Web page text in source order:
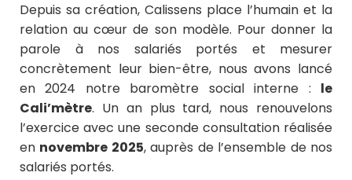
Depuis sa création, Calissens place l’humain et la
relation au cœur de son modèle. Pour donner la
parole à nos salariés portés et mesurer
concrètement leur bien-être, nous avons lancé
en 2024 notre baromètre social interne : le
Cali’mètre. Un an plus tard, nous renouvelons
l’exercice avec une seconde consultation réalisée
en novembre 2025, auprès de l’ensemble de nos
salariés portés.